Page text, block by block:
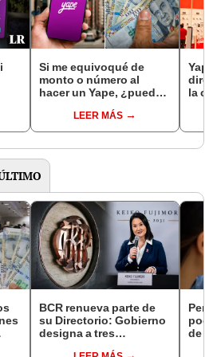
Si me equivoqué de
monto o número al
hacer un Yape, ¿puedo
LEER MÁS
la
BCR renueva parte de
su Directorio: Gobierno
designa a tres
de